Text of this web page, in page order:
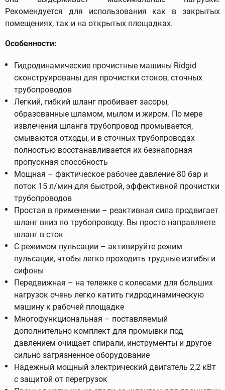
Рекомендуется для использования как в закрытых
помещениях, так и на открытых площадках.
Особенности:
Гидродинамические прочистные машины Ridgid
сконструированы для прочистки стоков, сточных
трубопроводов
Легкий, гибкий шланг пробивает засоры,
образованные шламом, мылом и жиром. По мере
извлечения шланга трубопровод промывается,
смываются отходы, и в сточных трубопроводах
полностью восстанавливается их безнапорная
пропускная способность
Мощная – фактическое рабочее давление 80 бар и
поток 15 л/мин для быстрой, эффективной прочистки
трубопроводов
Простая в применении – реактивная сила продвигает
шланг вниз по трубопроводу. Вы просто направляете
шланг в сток
С режимом пульсации – активируйте режим
пульсации, чтобы легко проходить трудные изгибы и
сифоны
Передвижная – на тележке с колесами для больших
нагрузок очень легко катить гидродинамическую
машину к рабочей площадке
Многофункциональная – поставляемый
дополнительно комплект для промывки под
давлением очищает спирали, инструменты и другое
сильно загрязненное оборудование
Надежный мощный электрический двигатель 2,2 кВт
с защитой от перегрузок